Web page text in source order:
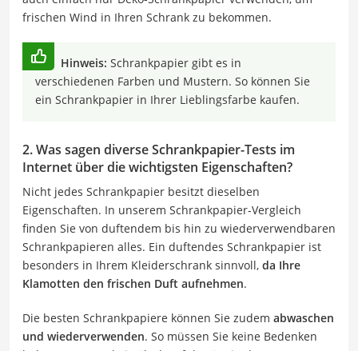
frischen Wind in Ihren Schrank zu bekommen.
Hinweis: Schrankpapier gibt es in
verschiedenen Farben und Mustern. So können Sie
ein Schrankpapier in Ihrer Lieblingsfarbe kaufen.
2. Was sagen diverse Schrankpapier-Tests im
Internet über die wichtigsten Eigenschaften?
Nicht jedes Schrankpapier besitzt dieselben
Eigenschaften. In unserem Schrankpapier-Vergleich
finden Sie von duftendem bis hin zu wiederverwendbaren
Schrankpapieren alles. Ein duftendes Schrankpapier ist
besonders in Ihrem Kleiderschrank sinnvoll, da Ihre
Klamotten den frischen Duft aufnehmen.
Die besten Schrankpapiere können Sie zudem abwaschen
und wiederverwenden. So müssen Sie keine Bedenken